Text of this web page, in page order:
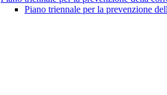
Piano triennale per la prevenzione